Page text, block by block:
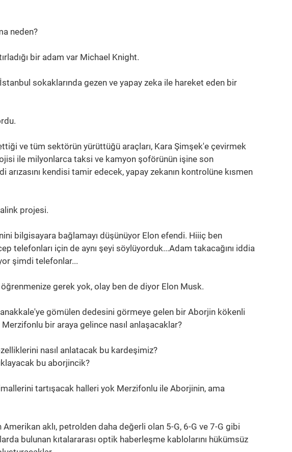
neden?
bir adam var Michael Knight.
sokaklarında gezen ve yapay zeka ile hareket eden bir
ve tüm sektörün yürüttüğü araçları, Kara Şimşek'e çevirmek
ile milyonlarca taksi ve kamyon şoförünün işine son
kendisi tamir edecek, yapay zekanın kontrolüne kısmen
projesi.
bilgisayara bağlamayı düşünüyor Elon efendi. Hiiiç ben
telefonları için de aynı şeyi söylüyorduk...Adam takacağını iddia
şimdi telefonlar...
gerek yok, olay ben de diyor Elon Musk.
gömülen dedesini görmeye gelen bir Aborjin kökenli
bir araya gelince nasıl anlaşacaklar?
nasıl anlatacak bu kardeşimiz?
bu aborjincik?
tartışacak halleri yok Merzifonlu ile Aborjinin, ama
aklı, petrolden daha değerli olan 5-G, 6-G ve 7-G gibi
bulunan kıtalararası optik haberleşme kablolarını hükümsüz